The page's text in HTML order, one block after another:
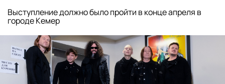
Выступление должно было пройти в конце апреля в
городе Кемер